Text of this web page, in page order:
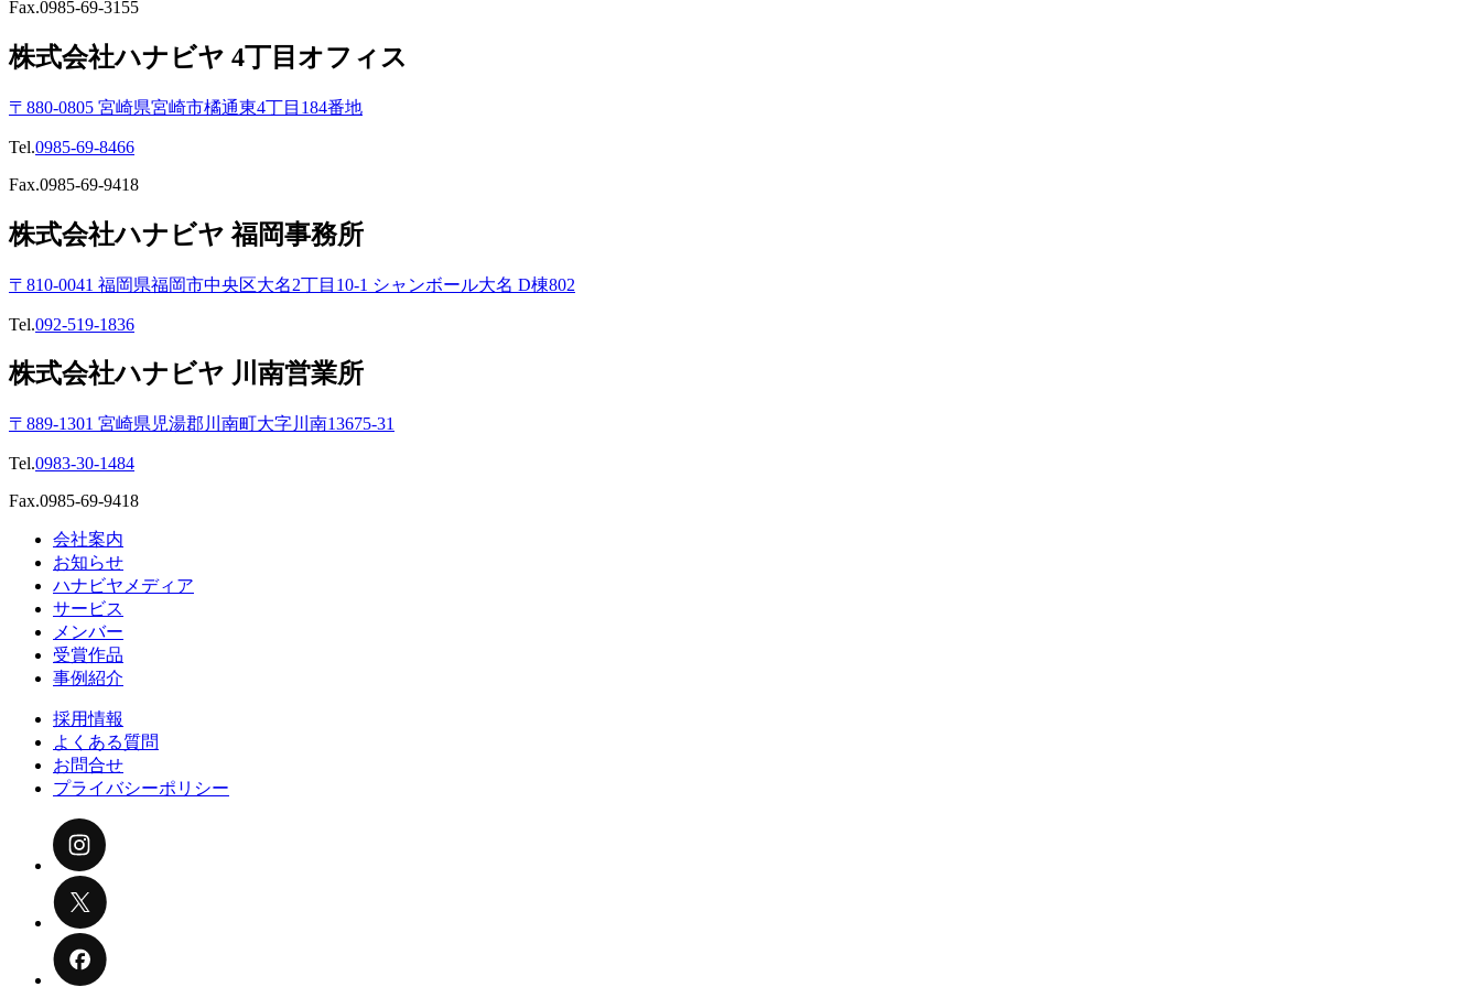
Fax.0985-69-3155
株式会社ハナビヤ 4丁目オフィス
〒880-0805 宮崎県宮崎市橘通東4丁目184番地
Tel.0985-69-8466
Fax.0985-69-9418
株式会社ハナビヤ 福岡事務所
〒810-0041 福岡県福岡市中央区大名2丁目10-1 シャンボール大名 D棟802
Tel.092-519-1836
株式会社ハナビヤ 川南営業所
〒889-1301 宮崎県児湯郡川南町大字川南13675-31
Tel.0983-30-1484
Fax.0985-69-9418
会社案内
お知らせ
ハナビヤメディア
サービス
メンバー
受賞作品
事例紹介
採用情報
よくある質問
お問合せ
プライバシーポリシー